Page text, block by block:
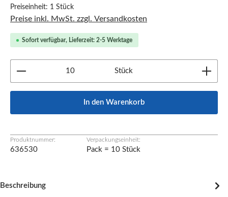
Preiseinheit: 1 Stück
Preise inkl. MwSt. zzgl. Versandkosten
Sofort verfügbar, Lieferzeit: 2-5 Werktage
Produkt Anzahl: Gib den gewünschten Wert ein
Stück
In den Warenkorb
Produktnummer:
636530
Verpackungseinheit:
Pack = 10 Stück
Beschreibung